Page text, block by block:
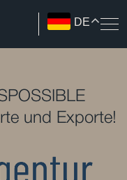
DE
und Exporte!